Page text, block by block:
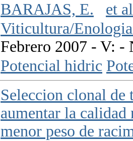
BARAJAS, E. et
Viticultura/
Febrero 2007 - V: -
Potencial hidric
Seleccion clonal
aumentar la calidad
menor peso de